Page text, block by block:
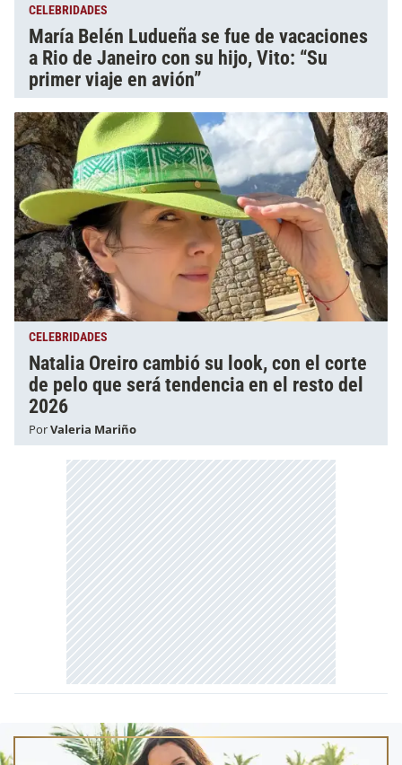
CELEBRIDADES
María Belén Ludueña se fue de vacaciones
a Rio de Janeiro con su hijo, Vito: “Su
primer viaje en avión”
CELEBRIDADES
Natalia Oreiro cambió su look, con el corte
de pelo que será tendencia en el resto del
2026
PorValeria Mariño